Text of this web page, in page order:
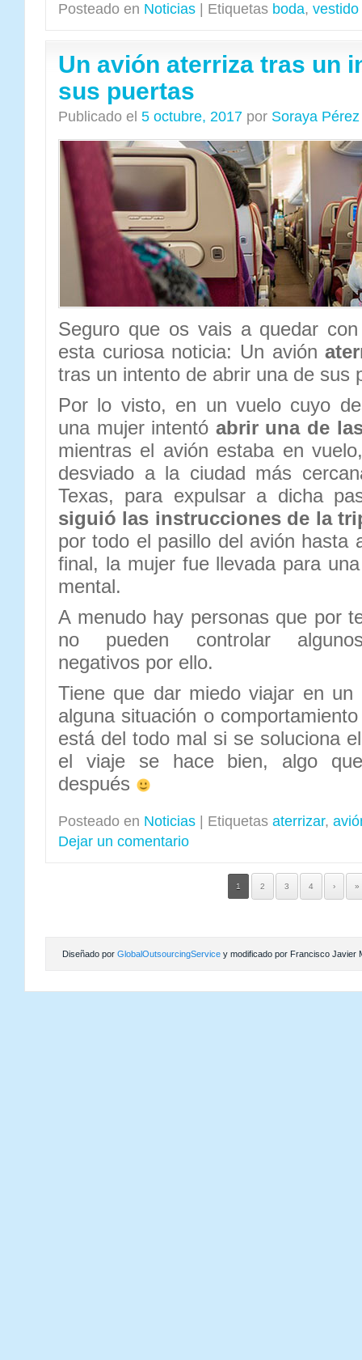
Posteado en Noticias Etiquetas boda, vestido
Un avión aterriza tras un
sus puertas
Publicado el 5 octubre, 2017 por Soraya Pérez
Seguro que os vais a quedar
esta curiosa noticia: Un avión
tras un intento de abrir una de sus
Por lo visto, en un vuelo cuyo
una mujer intentó abrir una de
mientras el avión estaba en
desviado a la ciudad más
Texas, para expulsar a dicha
siguió las instrucciones de la
por todo el pasillo del avión hasta
final, la mujer fue llevada para
mental.
A menudo hay personas que por
no pueden controlar algunos
negativos por ello.
Tiene que dar miedo viajar en
alguna situación o
está del todo mal si se soluciona
el viaje se hace bien, algo
después
Posteado en Noticias Etiquetas aterrizar,
Dejar un comentario
1 2 3 4 › »
Diseñado por GlobalOutsourcingService y modificado por Francisco Javier